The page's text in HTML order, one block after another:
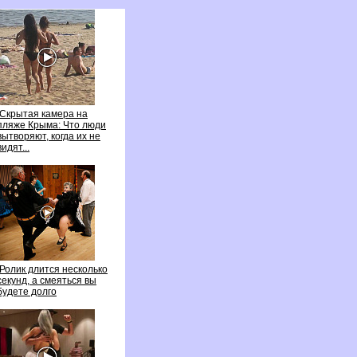
Скрытая камера на
Крыма: Что люди
когда их не
Ролик длится несколько
а смеяться вы
долго